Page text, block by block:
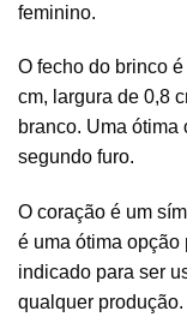
feminino.
O fecho do brinco
cm, largura de 0,8
branco. Uma ótima
segundo furo.
O coração é um
é uma ótima opção
indicado para ser
qualquer produção.